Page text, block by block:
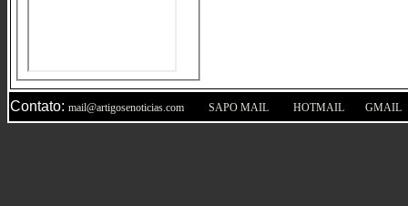
Contato: mail@artigosenoticias.com SAPO MAIL HOTMAIL GMAIL